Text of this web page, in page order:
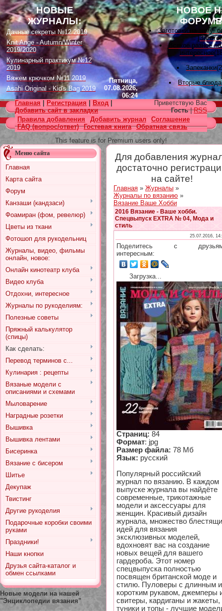
НОВЫЕ
ЖУРНАЛЫ:
Дачные секреты №12 2019
Knit Ange - Autumn/Winter
2019/2020
Кулинарный практикум №12
2019
Вяжем крючком №11 2019
Asahi Original - Kid's Bag 2019
Цветок. Спецвыпуск №4 2019
Designs in Machine Embroidery
№116 2019
Burda Örgü dergisi №2 2019
Loopy Mango Knitting: 34
Fashionable Pieces You Can
Make in a Day
Craft Stamper - January 2020
Пятница,
07.08.2026,
06:24
НОВОЕ
Заготовки на зиму:
[
Всякое разное
интересное
Запеканки
[
Вторые блюда
[
Вышивка
[
Наградные
домашних
советы(11)
[
Есть много, друг
Узоры, схемы
Заготовки на зиму:
Главная Регистрация Вход
Добавить сайт в закладки
Приветствую Вас
Гость|RSS
Правила добавления
Добавить журнал
Соглашение
FAQ (вопрос/ответ)
Гостевая книга
Обратная связь
This feature is for Premium users only!
Меню сайта
Главная
Карта сайта
Форум
Канзаши (кандзаси)
Фоамиран (фом, ревелюр)
Цветы из ткани
Фотошоп для рукодельниц
Журналы, видео, фильмы
онлайн, новое:
Онлайн кинотеатр клуба
Видео клуба
Отдохни, интересное
Журналы по рукоделиям:
Полезные советы
Пряжный калькулятор
(спицы)
Как сделать:
Перевод терминов с...
Кулинария : рецепты
Вязаные модели с
описаниями и схемами
Мыловарение
Наградные розетки
Вышивка
Вышивка лентами
Бисеринка
Вязание с бисером
Шитье
Декупаж
Твистинг
Другие рукоделия
Подарочные коробки своими
руками
Праздники!
Наши кнопки
Друзья сайта-каталог и
обмен ссылками
Новые модели на нашей
"Энциклопедии вязания"
Для добавления
достаточно
на сайте!
Главная » Журналы »
Журналы по вязанию »
Вязание Ваше Хобби
2016 Вязание - Ваше хобби.
Спецвыпуск EXTRA № 04, Мода и
стиль
25.07.2016,
Поделитесь с
интересным:
Загрузка...
Страниц: 84
Формат: jpg
Размер файла: 78 Мб
Язык: русский
Популярный российский
журнал по вязанию. В каждом
выпуске журнала вы найдёте
современные, трикотажные
модели и аксессуары для
женщин. Красивый дизайн
журнала, множество
идей для вязания
эксклюзивных моделей,
вдохновят вас на создание
новых вещей для вашего
гардероба. Этот номер
спецвыпуска полностью
посвящен британской моде и
стилю. Пуловеры с длинным и
коротким рукавом, джемперы
свитеры, кардиганы и жакеты,
туники и топы - лучшие